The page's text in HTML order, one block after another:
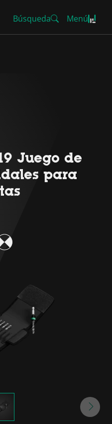
Búsqueda Menú
Juego de
para